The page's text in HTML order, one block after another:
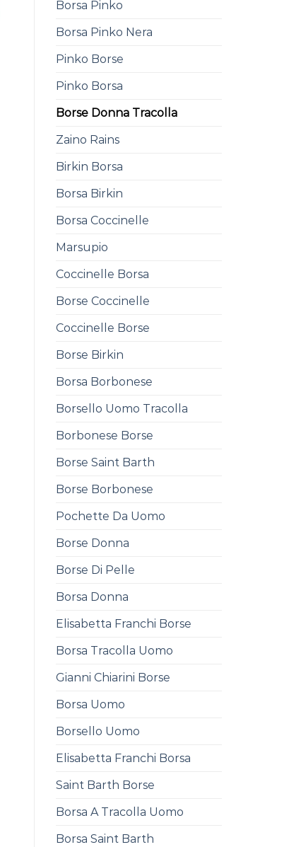
Borsa Pinko
Borsa Pinko Nera
Pinko Borse
Pinko Borsa
Borse Donna Tracolla
Zaino Rains
Birkin Borsa
Borsa Birkin
Borsa Coccinelle
Marsupio
Coccinelle Borsa
Borse Coccinelle
Coccinelle Borse
Borse Birkin
Borsa Borbonese
Borsello Uomo Tracolla
Borbonese Borse
Borse Saint Barth
Borse Borbonese
Pochette Da Uomo
Borse Donna
Borse Di Pelle
Borsa Donna
Elisabetta Franchi Borse
Borsa Tracolla Uomo
Gianni Chiarini Borse
Borsa Uomo
Borsello Uomo
Elisabetta Franchi Borsa
Saint Barth Borse
Borsa A Tracolla Uomo
Borsa Saint Barth